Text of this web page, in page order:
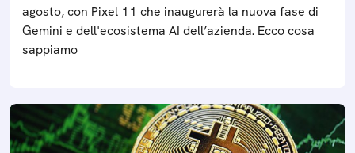
agosto, con Pixel 11 che inaugurerà la nuova fase di
Gemini e dell'ecosistema AI dell’azienda. Ecco cosa
sappiamo